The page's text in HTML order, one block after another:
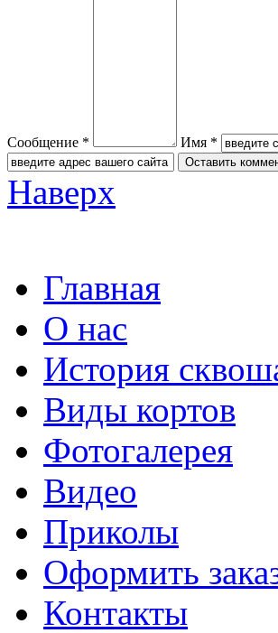
Сообщение * Имя *
Наверх
Главная
О нас
История
Виды кортов
Фотогалерея
Видео
Приколы
Оформить
Контакты